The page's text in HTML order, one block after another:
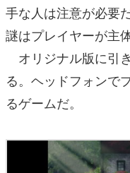
手な人は注意が必要
謎はプレイヤーが主
オリジナル版に引
る。ヘッドフォンで
るゲームだ。